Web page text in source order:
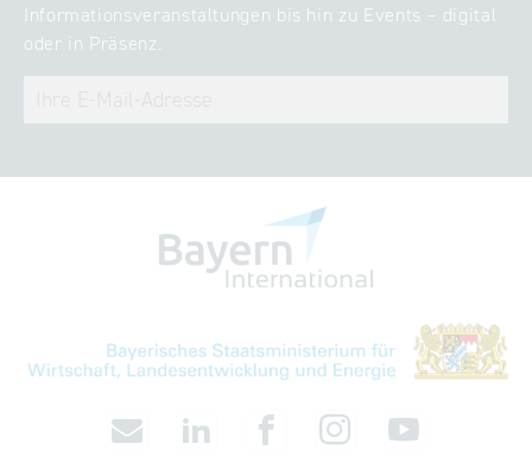
Informationsveranstaltungen bis hin zu Events – digital
oder in Präsenz.